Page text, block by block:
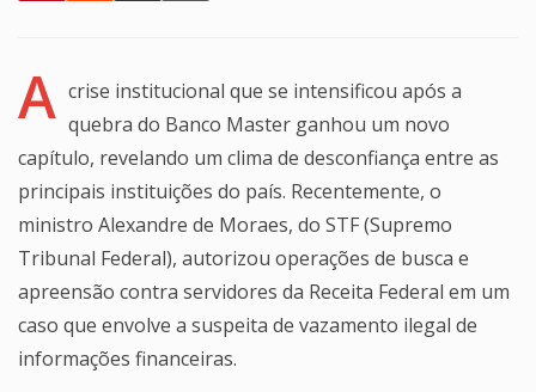
A crise institucional que se intensificou após a
quebra do Banco Master ganhou um novo
capítulo, revelando um clima de desconfiança entre as
principais instituições do país. Recentemente, o
ministro Alexandre de Moraes, do STF (Supremo
Tribunal Federal), autorizou operações de busca e
apreensão contra servidores da Receita Federal em um
caso que envolve a suspeita de vazamento ilegal de
informações financeiras.